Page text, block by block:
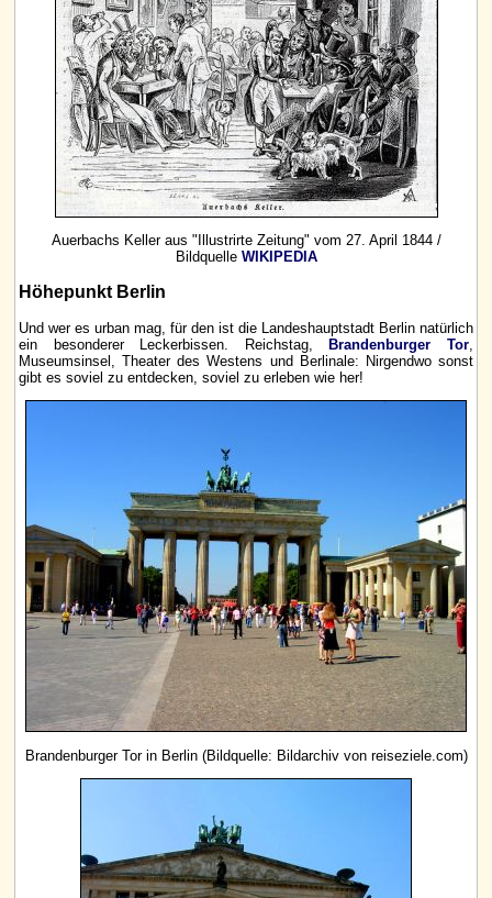
Auerbachs Keller aus "Illustrirte Zeitung" vom 27. April 1844 /
Bildquelle WIKIPEDIA
Höhepunkt Berlin
Und wer es urban mag, für den ist die Landeshauptstadt Berlin natürlich
ein besonderer Leckerbissen. Reichstag,
Brandenburger Tor
Museumsinsel, Theater des Westens und Berlinale: Nirgendwo sonst
gibt es soviel zu entdecken, soviel zu erleben wie her!
Brandenburger Tor in Berlin (Bildquelle: Bildarchiv von reiseziele.com)